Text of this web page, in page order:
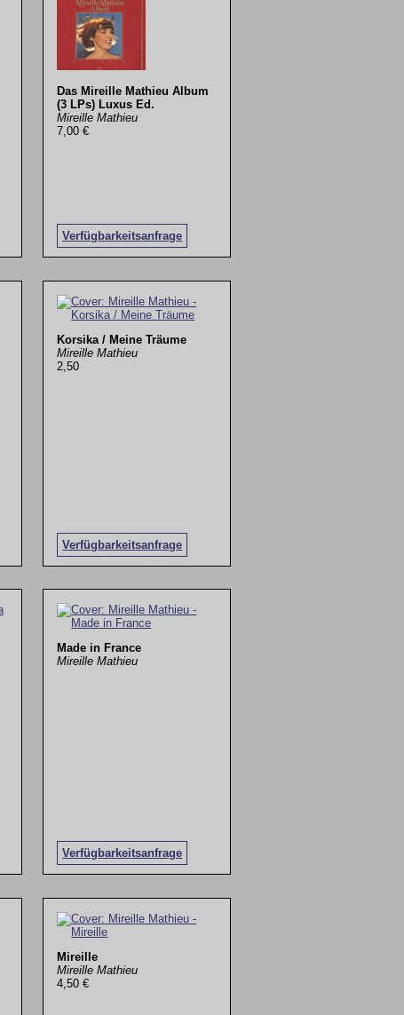
Das Mireille Mathieu Album
(3 LPs) Luxus Ed.
Mireille Mathieu
7,00 €
Verfügbarkeitsanfrage
Korsika / Meine Träume
Mireille Mathieu
2,50
Verfügbarkeitsanfrage
Made in France
Mireille Mathieu
Verfügbarkeitsanfrage
Mireille
Mireille Mathieu
4,50 €